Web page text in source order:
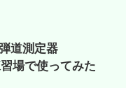
道測定器
場で使ってみた